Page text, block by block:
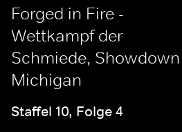
Forged in Fire -
Wettkampf der
Schmiede,
Michigan
Staffel 10, Folge 4